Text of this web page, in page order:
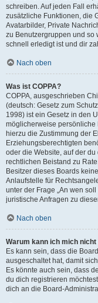
schreiben. Auf jeden Fall
zusätzliche Funktionen, die
Avatarbilder, Private
zu Benutzergruppen und so
schnell erledigt ist und dir
Nach oben
Was ist COPPA?
COPPA, ausgeschrieben
(deutsch: Gesetz zum
1998) ist ein Gesetz in den
möglicherweise
hierzu die Zustimmung der
Erziehungsberechtigten
oder die Website, auf der
rechtlichen Beistand zu
Besitzer dieses Boards
Anlaufstelle für
unter der Frage „An wen
juristische Anfragen zu
Nach oben
Warum kann ich mich
Es kann sein, dass die
ausgeschaltet hat, damit
Es könnte auch sein, dass
du dich registrieren
dich an die Board-